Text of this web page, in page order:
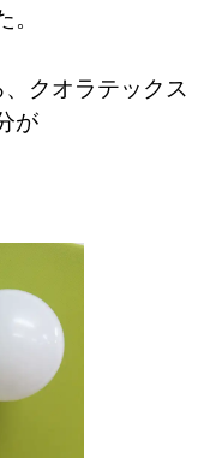
クオラテックス
が